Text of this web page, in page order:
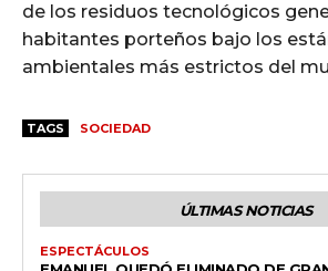
de los residuos tecnológicos
habitantes porteños bajo los
ambientales más estrictos del
TAGS SOCIEDAD
ÚLTIMAS NOTICIAS
ESPECTÁCULOS